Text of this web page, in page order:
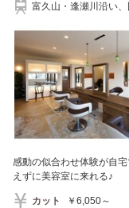
富久山・逢瀬川沿い
感動の似合わせ体験が自
えずに美容室に来れる♪
カット ￥6,050～